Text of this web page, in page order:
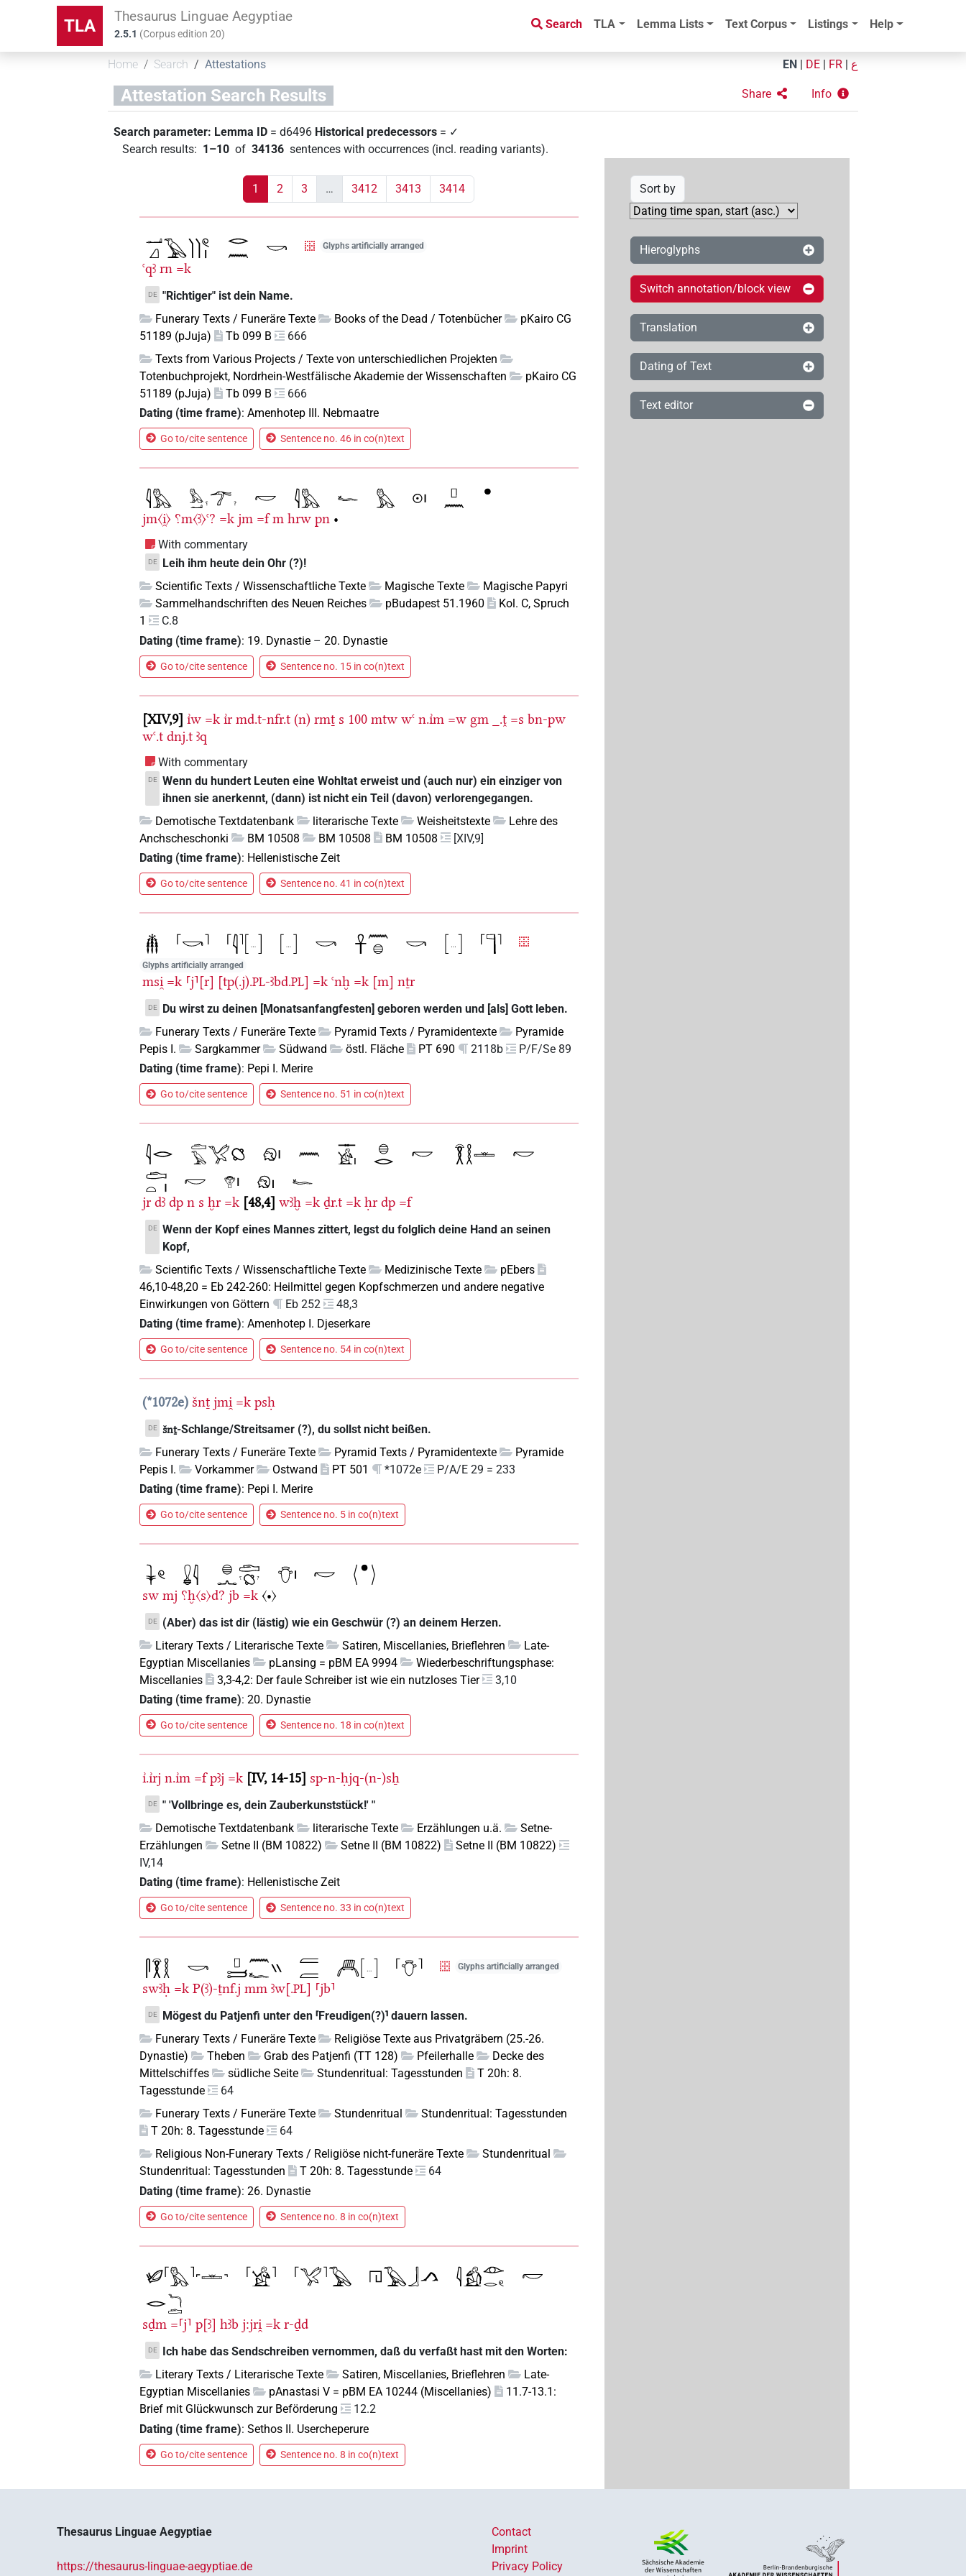
TLA Thesaurus Linguae Aegyptiae
2.5.1 (Corpus edition20)
Search TLA Lemma Lists Text Corpus Listings Help
Home Search Attestations EN DE FR ع
Attestation Search Results Share Info
Search parameter: Lemma ID = d6496 Historical predecessors = ✓
Search results: 1–10 of 34136 sentences with occurrences (incl. reading variants).
1 2 3 … 3412 3413 3414
Glyphs artificially arranged
ꜥqꜣ rn =k
DE "Richtiger" ist dein Name.
Funerary Texts / Funeräre Texte
Books of the Dead / Totenbücher
pKairo CG
51189 (pJuja)
Tb 099 B
666
Texts from Various Projects / Texte von unterschiedlichen Projekten
Totenbuchprojekt, Nordrhein-Westfälische Akademie der Wissenschaften
pKairo CG
51189 (pJuja)
Tb 099 B
666
Dating (time frame):Amenhotep III. Nebmaatre
Go to/cite sentence Sentence no. 46 in co(n)text
jm〈i̯〉 ⸮m〈ꜣ〉ꜥ? =k jm =f m hrw pn •
With commentary
DE
Leih ihm heute dein Ohr (?)!
Scientific Texts / Wissenschaftliche Texte
Magische Texte
Magische Papyri
Sammelhandschriften des Neuen Reiches
pBudapest 51.1960
Kol. C, Spruch
1
C.8
Dating (time frame): 19. Dynastie –20. Dynastie
Go to/cite sentence Sentence no. 15 in co(n)text
XIV,9 ı͗w =k ı͗r md.t-nfr.t (n) rmṯ s 100 mtw wꜥ n.ı͗m =w gm _.ṱ =s bn-pw
wꜥ.t dnj.t ꜣq
With commentary
DE Wenn du hundert Leuten eine Wohltat erweist und (auch nur) ein einziger von
ihnen sie anerkennt, (dann) ist nicht ein Teil (davon) verlorengegangen.
Demotische Textdatenbank
literarische Texte Weisheitstexte
Lehre des
Anchscheschonki
BM 10508 BM 10508 BM 10508
[XIV,9]
Dating (time frame): Hellenistische Zeit
Go to/cite sentence Sentence no. 41 in co(n)text
Glyphs artificially arranged
msi̯ =k ⸢j⸣[r] [tp(.j).PL-ꜣbd.PL] =k ꜥnḫ =k [m] nṯr
DE
Du wirst zu deinen [Monatsanfangfesten] geboren werden und [als] Gott leben.
Funerary Texts / Funeräre Texte
Pyramid Texts / Pyramidentexte
Pyramide
Pepis I.
Sargkammer Südwand östl. Fläche PT 690 2118b
P/F/Se 89
Dating (time frame): Pepi I. Merire
Go to/cite sentence Sentence no. 51 in co(n)text
jr dꜣ dp n s ḫr =k 48,4 wꜣḫ =k ḏr.t =k ḥr dp =f
DE Wenn der Kopf eines Mannes zittert, legst du folglich deine Hand an seinen
Kopf,
Scientific Texts / Wissenschaftliche Texte
Medizinische Texte
pEbers
46,10-48,20 = Eb 242-260: Heilmittel gegen Kopfschmerzen und andere negative
Einwirkungen von Göttern
Eb 252
48,3
Dating (time frame):Amenhotep I. Djeserkare
Go to/cite sentence Sentence no. 54 in co(n)text
*1072e šnṯ jmi̯ =k psḥ
DE šnṯ-Schlange/Streitsamer (?), du sollst nicht beißen.
Funerary Texts / Funeräre Texte
Pyramid Texts / Pyramidentexte
Pyramide
Pepis I.
Vorkammer Ostwand PT 501 *1072e
P/A/E 29 = 233
Dating (time frame): Pepi I. Merire
Go to/cite sentence Sentence no. 5 in co(n)text
sw mj ⸮ḫ〈s〉d? jb =k 〈•〉
DE
(Aber) das ist dir (lästig) wie ein Geschwür (?) an deinem Herzen.
Literary Texts / Literarische Texte
Satiren, Miscellanies, Brieflehren
Late-
Egyptian Miscellanies
pLansing = pBM EA 9994
Wiederbeschriftungsphase:
Miscellanies
3,3-4,2: Der faule Schreiber ist wie ein nutzloses Tier
3,10
Dating (time frame):20. Dynastie
Go to/cite sentence Sentence no. 18 in co(n)text
ı͗.ı͗rj n.ı͗m =f pꜣj =k IV, 14-15 sp-n-ḥjq-(n-)sẖ
DE " 'Vollbringe es, dein Zauberkunststück!' "
Demotische Textdatenbank
literarische Texte Erzählungen u.ä.
Setne-
Erzählungen
Setne II (BM 10822) Setne II (BM 10822)
Setne II (BM 10822)
IV,14
Dating (time frame): Hellenistische Zeit
Go to/cite sentence Sentence no. 33 in co(n)text
Glyphs artificially arranged
swꜣḥ =k P(ꜣ)-ṯnf.j mm ꜣw[.PL] ⸢jb⸣
DE
Mögest du Patjenfi unter den ⸢Freudigen(?)⸣ dauern lassen.
Funerary Texts / Funeräre Texte
Religiöse Texte aus Privatgräbern (25.-26.
Dynastie)
Theben Grab des Patjenfi (TT 128) Pfeilerhalle
Decke des
Mittelschiffes
südliche Seite Stundenritual: Tagesstunden
T 20h: 8.
Tagesstunde
64
Funerary Texts / Funeräre Texte
Stundenritual
Stundenritual: Tagesstunden
T 20h: 8. Tagesstunde
64
Religious Non-Funerary Texts / Religiöse nicht-funeräre Texte
Stundenritual
Stundenritual: Tagesstunden
T 20h: 8. Tagesstunde
64
Dating (time frame):26. Dynastie
Go to/cite sentence Sentence no. 8 in co(n)text
sḏm =⸢j⸣ p[ꜣ] hꜣb j:jri̯ =k r-ḏd
DE
Ich habe das Sendschreiben vernommen, daß du verfaßt hast mit den Worten:
Literary Texts / Literarische Texte
Satiren, Miscellanies, Brieflehren
Late-
Egyptian Miscellanies
pAnastasi V = pBM EA 10244 (Miscellanies)
11.7-13.1:
Brief mit Glückwunsch zur Beförderung
12.2
Dating (time frame):Sethos II. Usercheperure
Go to/cite sentence Sentence no. 8 in co(n)text
Sort by
Hieroglyphs
Switch annotation/block view
Translation
Dating of Text
Text editor
Thesaurus Linguae Aegyptiae
https://thesaurus-linguae-aegyptiae.de
Contact
Imprint
Privacy Policy